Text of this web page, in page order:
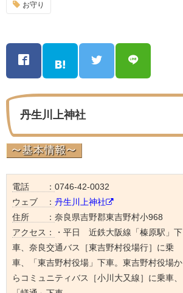
お守り
丹生川上神社
電話 ： 0746-42-0032
ウェブ ： 丹生川上神社
住所 ： 奈良県吉野郡東吉野村小968
アクセス：
・平日 近鉄大阪線「榛原駅」下
車、奈良交通バス［東吉野村役場行］に乗
車、「東吉野村役場」下車。東吉野村役場か
らコミュニティバス［小川大又線］に乗車、